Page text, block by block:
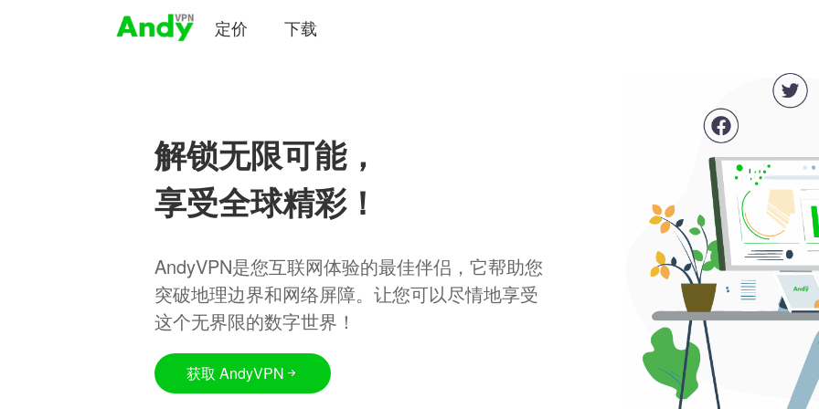
定价 下载
解锁无限可能，
享受全球精彩！
AndyVPN是您互联网体验的最佳伴侣，它帮助您
突破地理边界和网络屏障。让您可以尽情地享受
这个无界限的数字世界！
获取 AndyVPN